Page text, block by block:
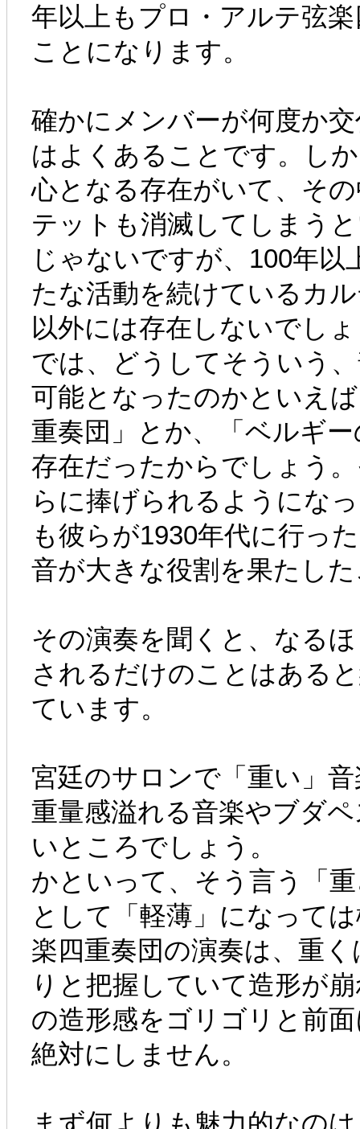
年以上もプロ・アルテ弦
ことになります。
確かにメンバーが何度か
はよくあることです。し
心となる存在がいて、そ
テットも消滅してしまう
じゃないですが、100年
たな活動を続けているカ
以外には存在しないでし
では、どうしてそういう
可能となったのかといえ
重奏団」とか、「ベルギ
存在だったからでしょう
らに捧げられるようにな
も彼らが1930年代に行っ
音が大きな役割を果たし
その演奏を聞くと、なる
されるだけのことはある
ています。
宮廷のサロンで「重い」
重量感溢れる音楽やブダ
いところでしょう。
かといって、そう言う「
として「軽薄」になって
楽四重奏団の演奏は、重
りと把握していて造形が
の造形感をゴリゴリと前
絶対にしません。
まず何よりも魅力的なの